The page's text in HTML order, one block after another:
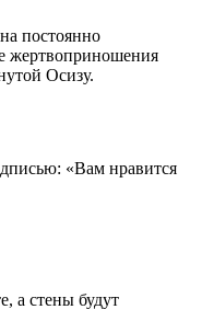
постоянно
жертвоприношения
Осизу.
«Вам нравится
а стены будут